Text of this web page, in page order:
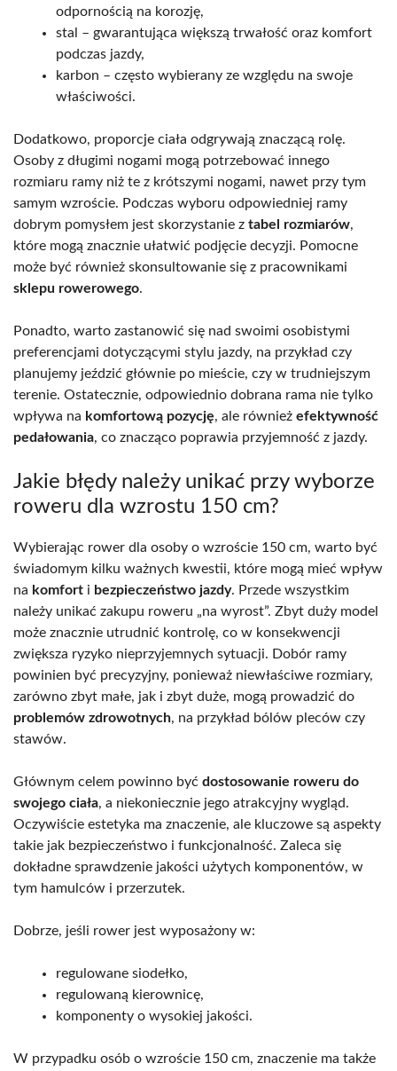
odpornością na korozję,
stal – gwarantująca większą trwałość oraz komfort
podczas jazdy,
karbon – często wybierany ze względu na swoje
właściwości.
Dodatkowo, proporcje ciała odgrywają znaczącą rolę.
Osoby z długimi nogami mogą potrzebować innego
rozmiaru ramy niż te z krótszymi nogami, nawet przy tym
samym wzroście. Podczas wyboru odpowiedniej ramy
dobrym pomysłem jest skorzystanie z tabel rozmiarów,
które mogą znacznie ułatwić podjęcie decyzji. Pomocne
może być również skonsultowanie się z pracownikami
sklepu rowerowego.
Ponadto, warto zastanowić się nad swoimi osobistymi
preferencjami dotyczącymi stylu jazdy, na przykład czy
planujemy jeździć głównie po mieście, czy w trudniejszym
terenie. Ostatecznie, odpowiednio dobrana rama nie tylko
wpływa na komfortową pozycję, ale również efektywność
pedałowania, co znacząco poprawia przyjemność z jazdy.
Jakie błędy należy unikać przy wyborze
roweru dla wzrostu 150 cm?
Wybierając rower dla osoby o wzroście 150 cm, warto być
świadomym kilku ważnych kwestii, które mogą mieć wpływ
na komfort i bezpieczeństwo jazdy. Przede wszystkim
należy unikać zakupu roweru „na wyrost”. Zbyt duży model
może znacznie utrudnić kontrolę, co w konsekwencji
zwiększa ryzyko nieprzyjemnych sytuacji. Dobór ramy
powinien być precyzyjny, ponieważ niewłaściwe rozmiary,
zarówno zbyt małe, jak i zbyt duże, mogą prowadzić do
problemów zdrowotnych, na przykład bólów pleców czy
stawów.
Głównym celem powinno być dostosowanie roweru do
swojego ciała, a niekoniecznie jego atrakcyjny wygląd.
Oczywiście estetyka ma znaczenie, ale kluczowe są aspekty
takie jak bezpieczeństwo i funkcjonalność. Zaleca się
dokładne sprawdzenie jakości użytych komponentów, w
tym hamulców i przerzutek.
Dobrze, jeśli rower jest wyposażony w:
regulowane siodełko,
regulowaną kierownicę,
komponenty o wysokiej jakości.
W przypadku osób o wzroście 150 cm, znaczenie ma także